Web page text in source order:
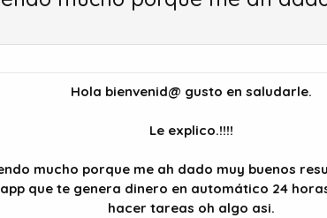
Hola bienvenid@ gusto en saludarle.
Le explico.!!!!
mucho porque me ah dado muy buenos
que te genera dinero en automático 24
hacer tareas oh algo asi.